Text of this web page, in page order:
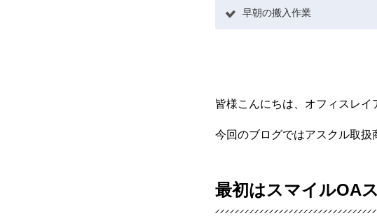
早朝の搬入作業
皆様こんにちは、オフィスレイ
今回のブログではアスクル取
最初はスマイルOA